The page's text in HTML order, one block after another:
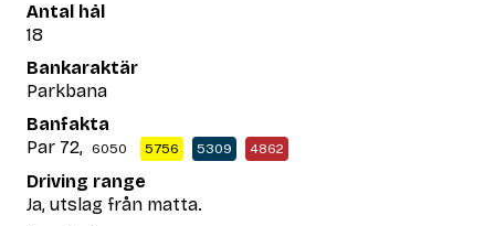
Antal hål
18
Bankaraktär
Parkbana
Banfakta
Par 72, 6050 5756 5309 4862
Driving range
Ja, utslag från matta.